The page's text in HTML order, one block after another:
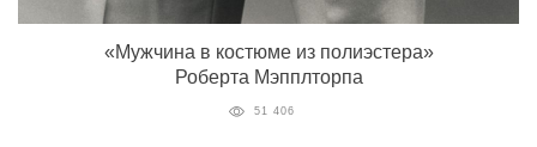
«Мужчина в костюме из полиэстера»
Роберта Мэпплторпа
51 406